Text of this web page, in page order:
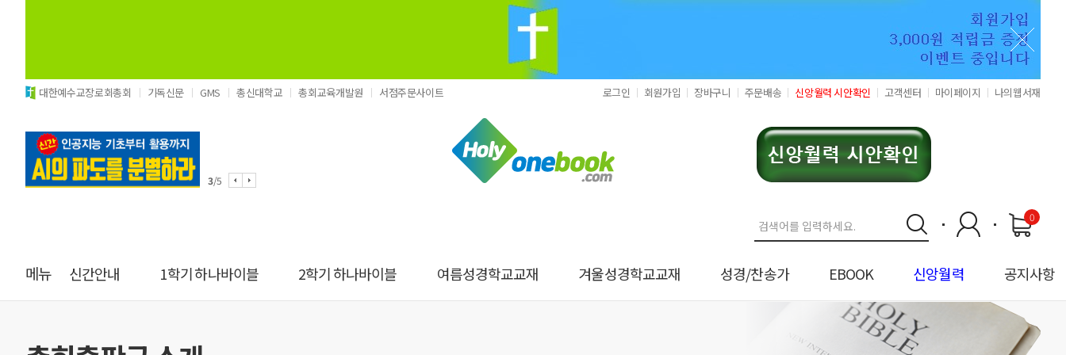
메뉴
4/5
0
로그인 회원가입 장바구니 주문배송 신앙월력 시안확인 고객센터 마이페이지 나의웹서재
신간안내 1학기 하나바이블 2학기 하나바이블 여름성경학교교재 겨울성경학교교재 성경/찬송가 EBOOK 신앙월력 공지사항
대한예수교장로회총회 기독신문 GMS 총신대학교 총회교육개발원 서점주문사이트